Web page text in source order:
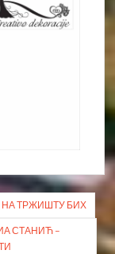
ТРЖИШТУ БИХ
СТАНИЋ –